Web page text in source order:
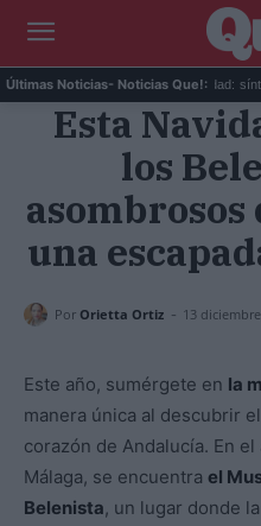
Últimas Noticias- Noticias Que!:
Calor extremo y ansiedad: síntomas
Esta
los
una
Por Orietta Ortiz - 13
Este año, sumérgete en la
manera única al descubrir
corazón de Andalucía. En
Málaga, se encuentra el
Belenista, un lugar donde